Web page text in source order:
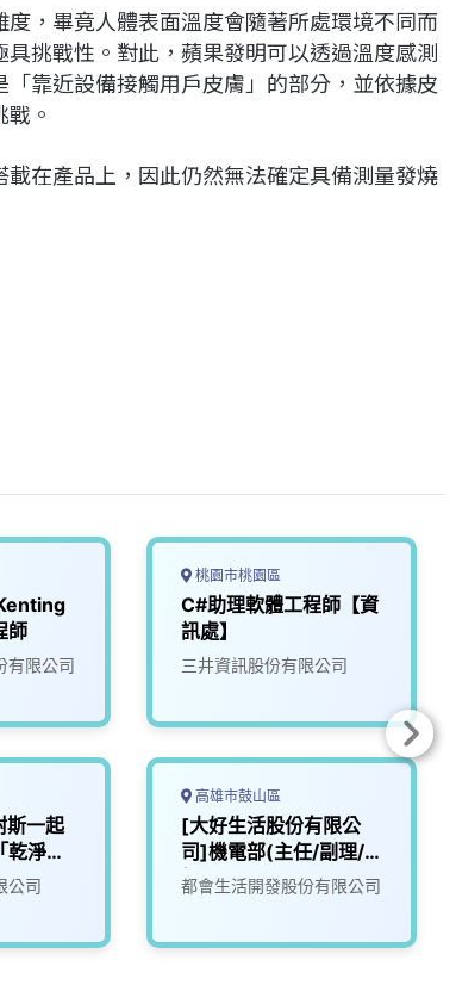
，畢竟人體表面溫度會隨著所處環境不同而
挑戰性。對此，蘋果發明可以透過溫度感測
靠近設備接觸用戶皮膚」的部分，並依據皮
。
在產品上，因此仍然無法確定具備測量發燒
師
有限公司
斯一起
乾淨」
公司
桃園市桃園區
C#助理軟體工程師【資
訊處】
三井資訊股份有限公司
高雄市鼓山區
[大好生活股份有限公
司]機電部(主任/副理/
經理)
都會生活開發股份有限公司